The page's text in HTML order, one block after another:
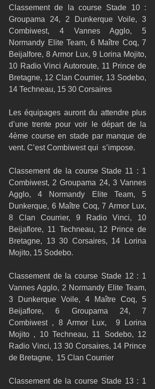
Classement de la course Stade 10 :
Groupama 24, 2 Dunkerque Voile, 3
Combiwest, 4 Vannes Agglo, 5
Normandy Elite Team, 6 Maître Coq, 7
Beijalfore, 8 Armor Lux, 9 Lorina Mojito,
10 Radio Vinci Autoroute, 11 Prince de
Bretagne, 12 Clan Courrier, 13 Sodebo,
14 Techneau, 15 30 Corsaires
Les équipages auront du attendre plus
d’une trente pour voir le départ de la
4ème course en stade par manque de
vent. C’est Combiwest qui  s’impose.
Classement de la course Stade 11 : 1
Combiwest, 2 Groupama 24, 3 Vannes
Agglo, 4 Normandy Elite Team, 5
Dunkerque, 6 Maître Coq, 7 Armor Lux,
8 Clan Courrier, 9 Radio Vinci, 10
Beijaflore, 11 Techneau, 12 Prince de
Bretagne, 13 30 Corsaires, 14 Lorina
Mojito, 15 Sodebo.
Classement de la course Stade 12 : 1
Vannes Agglo, 2 Normandy Elite Team,
3 Dunkerque Voile, 4 Maître Coq, 5
Beijaflore, 6 Groupama 24, 7
Combiwest , 8 Armor Lux,  9 Lorina
Mojito , 10 Techneau, 11 Sodebo, 12
Radio Vinci, 13 30 Corsaires, 14 Prince
de Bretagne,  15 Clan Courrier
Classement de la course Stade 13 : 1